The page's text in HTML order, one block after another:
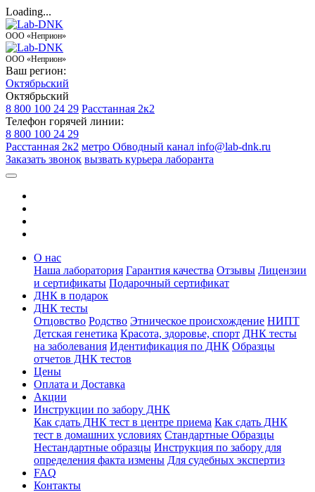
Loading...
ООО «Неприон»
ООО «Неприон»
Ваш регион:
Октябрьский
Октябрьский
8 800 100 24 29 Расстанная 2к2
Телефон горячей линии:
8 800 100 24 29
Расстанная 2к2 метро Обводный канал info@lab-dnk.ru
Заказать звонок вызвать курьера лаборанта
О нас
Наша лаборатория Гарантия качества Отзывы Лицензии
и сертификаты Подарочный сертификат
ДНК в подарок
ДНК тесты
Отцовство Родство Этническое происхождение НИПТ
Детская генетика Красота, здоровье, спорт ДНК тесты
на заболевания Идентификация по ДНК Образцы
отчетов ДНК тестов
Цены
Оплата и Доставка
Акции
Инструкции по забору ДНК
Как сдать ДНК тест в центре приема Как сдать ДНК
тест в домашних условиях Стандартные Образцы
Нестандартные образцы Инструкция по забору для
определения факта измены Для судебных экспертиз
FAQ
Контакты